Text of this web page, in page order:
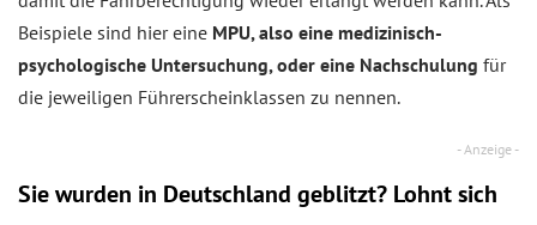
Beispiele sind hier eine MPU, also eine medizinisch-
psychologische Untersuchung, oder eine Nachschulung für
die jeweiligen Führerscheinklassen zu nennen.
Sie wurden in Deutschland geblitzt? Lohnt sich